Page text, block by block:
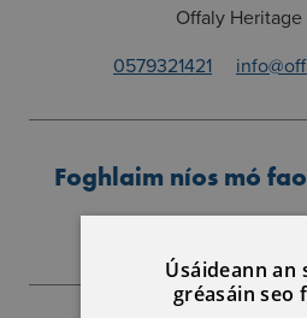
Offaly
0579321421
Foghlaim níos mó
Úsáideann an
gréasáin seo